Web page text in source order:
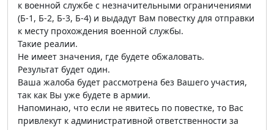
к военной службе с незначительными ограничениями
(Б-1, Б-2, Б-3, Б-4) и выдадут Вам повестку для отправки
к месту прохождения военной службы.
Такие реалии.
Не имеет значения, где будете обжаловать.
Результат будет один.
Ваша жалоба будет рассмотрена без Вашего участия,
так как Вы уже будете в армии.
Напоминаю, что если не явитесь по повестке, то Вас
привлекут к административной ответственности за